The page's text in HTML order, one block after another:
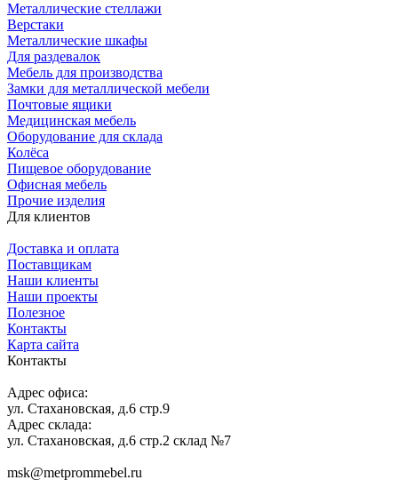
Металлические стеллажи
Верстаки
Металлические шкафы
Для раздевалок
Мебель для производства
Замки для металлической мебели
Почтовые ящики
Медицинская мебель
Оборудование для склада
Колёса
Пищевое оборудование
Офисная мебель
Прочие изделия
Для клиентов
Доставка и оплата
Поставщикам
Наши клиенты
Наши проекты
Полезное
Контакты
Карта сайта
Контакты
Адрес офиса:
ул. Стахановская, д.6 стр.9
Адрес склада:
ул. Стахановская, д.6 стр.2 склад №7
msk@metprommebel.ru